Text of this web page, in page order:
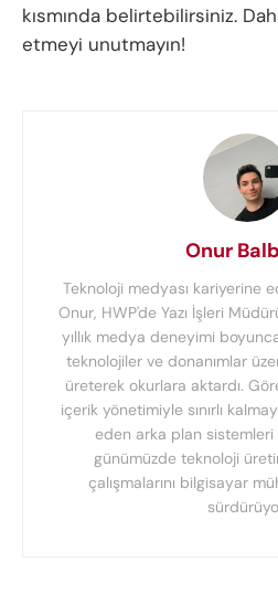
kısmında belirtebilirsiniz.
etmeyi unutmayın!
Onur
Teknoloji medyası kariyerine
Onur, HWP'de Yazı İşleri
yıllık medya deneyimi
teknolojiler ve donanımlar
üreterek okurlara aktardı.
içerik yönetimiyle sınırlı
eden arka plan sistemleri
günümüzde teknoloji
çalışmalarını bilgisayar